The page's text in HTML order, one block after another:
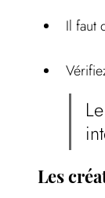
Il faut
Les